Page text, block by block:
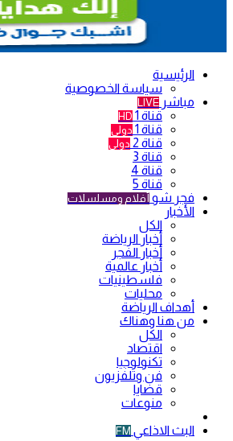
الرئيسية
سياسة الخصوصية
مباشر LIVE
قناة 1 HD
قناة 1 دولي
قناة 2 دولي
قناة 3
قناة 4
قناة 5
فجر شو أفلام ومسلسلات
الأخبار
الكل
أخبار الرياضة
أخبار الفجر
أخبار عالمية
فلسطينيات
محليات
أهداف الرياضة
من هنا وهناك
الكل
اقتصاد
تكنولوجيا
فن وتلفزيون
قضايا
منوعات
البث الاذاعي FM